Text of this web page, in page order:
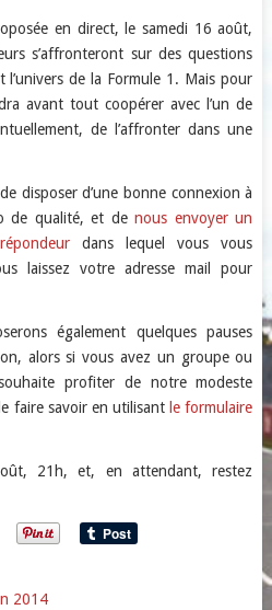
en direct, le samedi 16 août,
s’affronteront sur des questions
l’univers de la Formule 1. Mais pour
avant tout coopérer avec l’un de
de l’affronter dans une
disposer d’une bonne connexion à
de qualité, et denous envoyer un
dans lequel vous vous
laissez votre adresse mail pour
également quelques pauses
alors si vous avez un groupe ou
profiter de notre modeste
faire savoir en utilisant le formulaire
21h, et, en attendant, restez
2014